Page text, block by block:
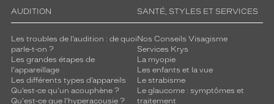
AUDITION
Les troubles de l’audition : de quoi
parle-t-on ?
Les grandes étapes de
l'appareillage
Les différents types d’appareils
Qu’est-ce qu'un acouphène ?
Qu'est-ce que l'hyperacousie ?
SANTÉ, STYLES ET SERVICES
Nos Conseils Visagisme
Services Krys
La myopie
Les enfants et la vue
Le strabisme
Le glaucome : symptômes et
traitement